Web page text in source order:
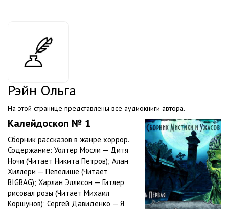
Рэйн Ольга
На этой странице представлены все аудиокниги автора.
Калейдоскоп № 1
Сборник рассказов в жанре хоррор.
Содержание: Уолтер Мосли — Дитя
Ночи (Читает Никита Петров); Алан
Хиллери — Пепелище (Читает
BIGBAG); Харлан Эллисон — Гитлер
рисовал розы (Читает Михаил
Коршунов); Сергей Давиденко — Я